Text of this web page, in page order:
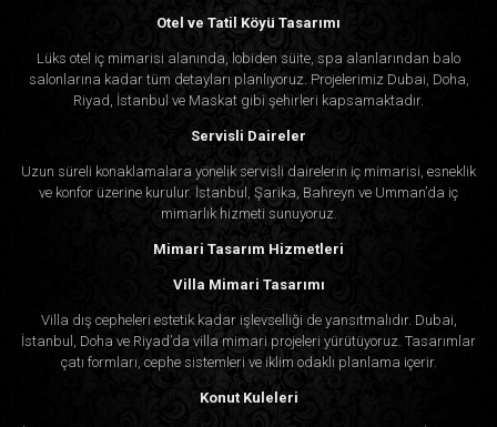
Otel ve Tatil Köyü Tasarımı
Lüks otel iç mimarisi alanında, lobiden süite, spa alanlarından balo
salonlarına kadar tüm detayları planlıyoruz. Projelerimiz Dubai, Doha,
Riyad, İstanbul ve Maskat gibi şehirleri kapsamaktadır.
Servisli Daireler
Uzun süreli konaklamalara yönelik servisli dairelerin iç mimarisi, esneklik
ve konfor üzerine kurulur. İstanbul, Şarika, Bahreyn ve Umman’da iç
mimarlık hizmeti sunuyoruz.
Mimari Tasarım Hizmetleri
Villa Mimari Tasarımı
Villa dış cepheleri estetik kadar işlevselliği de yansıtmalıdır. Dubai,
İstanbul, Doha ve Riyad’da villa mimari projeleri yürütüyoruz. Tasarımlar
çatı formları, cephe sistemleri ve iklim odaklı planlama içerir.
Konut Kuleleri